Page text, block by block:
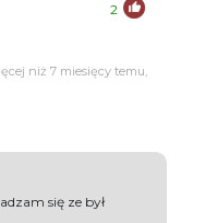
2
niż 7 miesięcy temu,
się ze był